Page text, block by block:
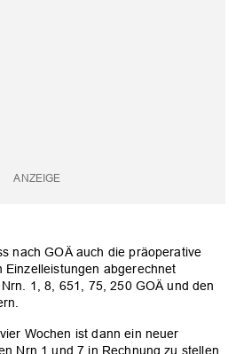
nach GOÄ auch die präoperative
Einzelleistungen abgerechnet
1, 8, 651, 75, 250 GOÄ und den
Wochen ist dann ein neuer
Nrn.1 und 7 in Rechnung zu stellen.